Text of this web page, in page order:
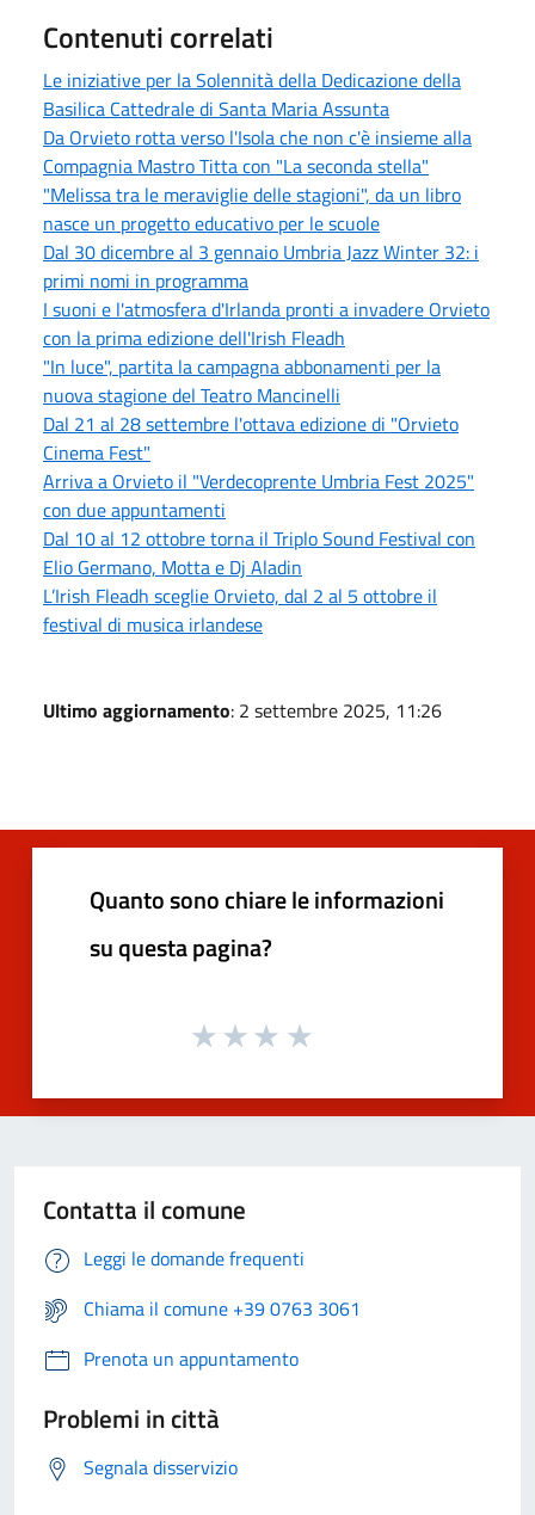
Contenuti correlati
Le iniziative per la Solennità della Dedicazione della
Basilica Cattedrale di Santa Maria Assunta
Da Orvieto rotta verso l'Isola che non c'è insieme alla
Compagnia Mastro Titta con "La seconda stella"
"Melissa tra le meraviglie delle stagioni", da un libro
nasce un progetto educativo per le scuole
Dal 30 dicembre al 3 gennaio Umbria Jazz Winter 32: i
primi nomi in programma
I suoni e l'atmosfera d'Irlanda pronti a invadere Orvieto
con la prima edizione dell'Irish Fleadh
"In luce", partita la campagna abbonamenti per la
nuova stagione del Teatro Mancinelli
Dal 21 al 28 settembre l'ottava edizione di "Orvieto
Cinema Fest"
Arriva a Orvieto il "Verdecoprente Umbria Fest 2025"
con due appuntamenti
Dal 10 al 12 ottobre torna il Triplo Sound Festival con
Elio Germano, Motta e Dj Aladin
L’Irish Fleadh sceglie Orvieto, dal 2 al 5 ottobre il
festival di musica irlandese
Ultimo aggiornamento: 2 settembre 2025, 11:26
Quanto sono chiare le informazioni
su questa pagina?
Contatta il comune
Leggi le domande frequenti
Chiama il comune +39 0763 3061
Prenota un appuntamento
Problemi in città
Segnala disservizio